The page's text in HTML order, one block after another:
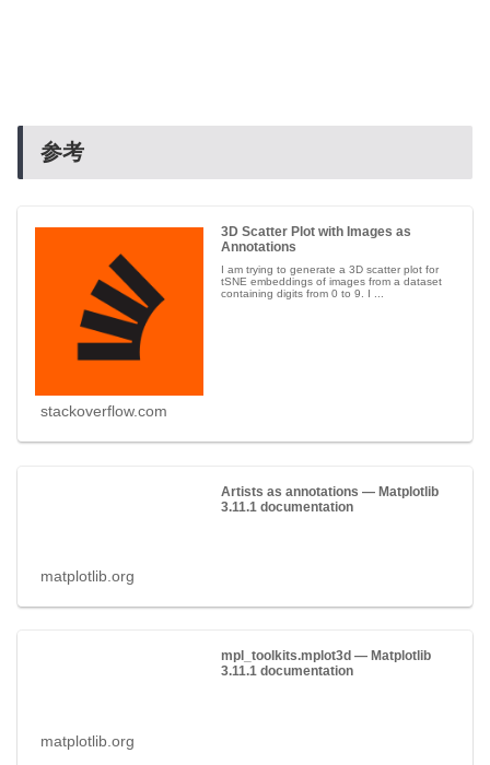
参考
3D Scatter Plot with Images as
Annotations
I am trying to generate a 3D scatter plot for
tSNE embeddings of images from a dataset
containing digits from 0 to 9. I ...
stackoverflow.com
Artists as annotations — Matplotlib
3.11.1 documentation
matplotlib.org
mpl_toolkits.mplot3d — Matplotlib
3.11.1 documentation
matplotlib.org